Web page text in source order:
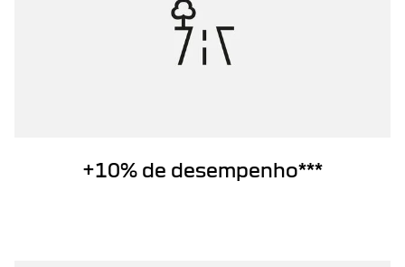
+10% de desempenho***